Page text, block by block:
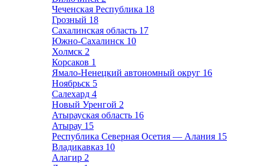
Чеченская Республика 18
Грозный 18
Сахалинская область 17
Южно-Сахалинск 10
Холмск 2
Корсаков 1
Ямало-Ненецкий автономный округ 16
Ноябрьск 5
Салехард 4
Новый Уренгой 2
Атырауская область 16
Атырау 15
Республика Северная Осетия — Алания 15
Владикавказ 10
Алагир 2